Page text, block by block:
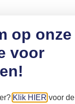
van
en
van de
dan
op onze
voor
Klik HIER voor de